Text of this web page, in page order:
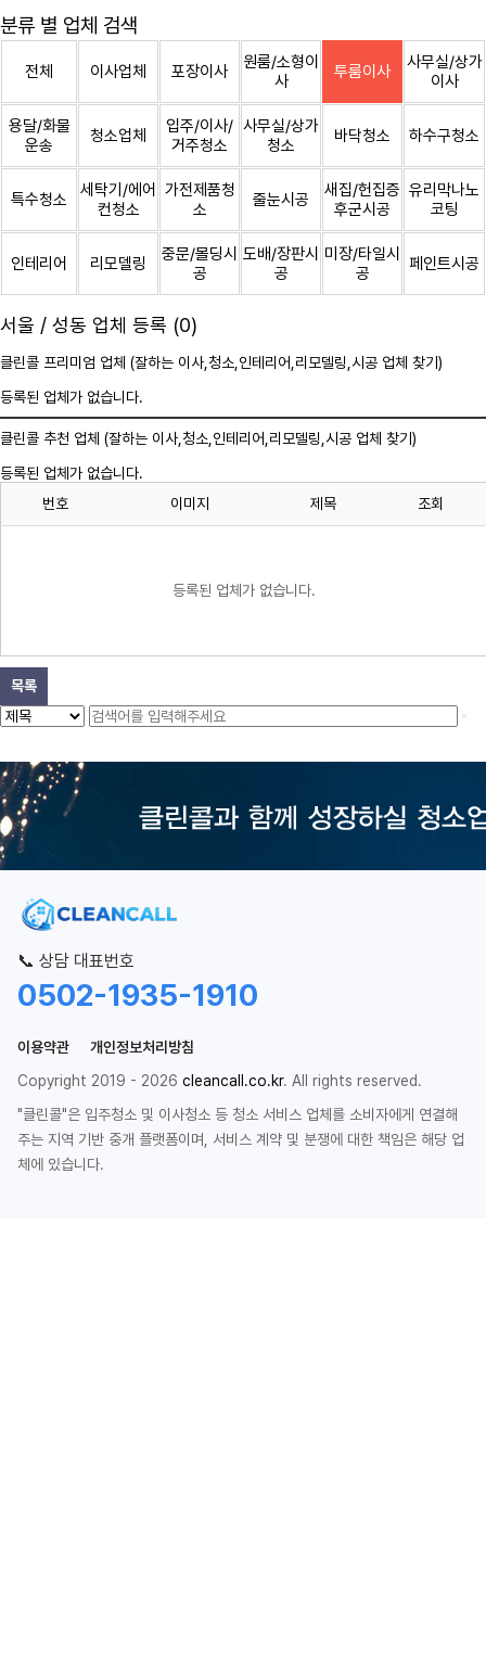
분류 별 업체 검색
전체 이사업체 포장이사
원룸/소형이
사
투룸이사
사무실/상가
이사
용달/화물
운송
청소업체
입주/이사/
거주청소
사무실/상가
청소
바닥청소 하수구청소
특수청소
세탁기/에어
컨청소
가전제품청
소
줄눈시공
새집/헌집증
후군시공
유리막나노
코팅
인테리어 리모델링
중문/몰딩시
공
도배/장판시
공
미장/타일시
공
페인트시공
서울 / 성동 업체 등록 (0)
클린콜 프리미엄 업체 (잘하는 이사, 청소 ,인테리어,리모델링,시공 업체 찾기)
등록된 업체가 없습니다.
클린콜 추천 업체 (잘하는 이사, 청소 ,인테리어,리모델링,시공 업체 찾기)
등록된 업체가 없습니다.
번호
이미지 제목 조회
등록된 업체가 없습니다.
목록
📞 상담 대표번호
0502-1935-1910
이용약관
개인정보처리방침
Copyright 2019 - 2026 cleancall.co.kr. All rights reserved.
"클린콜"은 입주청소 및 이사청소 등 청소 서비스 업체를 소비자에게 연결해
주는 지역 기반 중개 플랫폼이며, 서비스 계약 및 분쟁에 대한 책임은 해당 업
체에 있습니다.